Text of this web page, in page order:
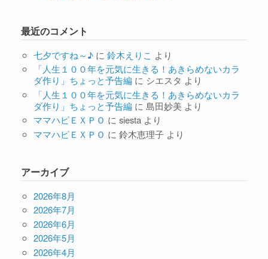
最近のコメント
七夕ですね～♪に 鈴木えりこ より
「人生１００年を元気に生きる！あきらめないカラ
ダ作り」ちょっと予告編に シエスタ より
「人生１００年を元気に生きる！あきらめないカラ
ダ作り」ちょっと予告編に 島田妙美 より
ママハピＥＸＰＯ に siestaより
ママハピＥＸＰＯ に 鈴木恵理子より
アーカイブ
2026年8月
2026年7月
2026年6月
2026年5月
2026年4月